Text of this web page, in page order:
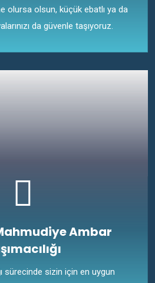
olursa olsun, küçük ebatlı ya da
da güvenle taşıyoruz.
Ambar
sürecinde sizin için en uygun